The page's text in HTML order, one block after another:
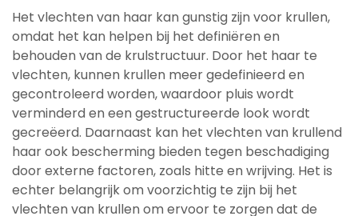
Het vlechten van haar kan gunstig zijn voor krullen,
omdat het kan helpen bij het definiëren en
behouden van de krulstructuur. Door het haar te
vlechten, kunnen krullen meer gedefinieerd en
gecontroleerd worden, waardoor pluis wordt
verminderd en een gestructureerde look wordt
gecreëerd. Daarnaast kan het vlechten van krullend
haar ook bescherming bieden tegen beschadiging
door externe factoren, zoals hitte en wrijving. Het is
echter belangrijk om voorzichtig te zijn bij het
vlechten van krullen om ervoor te zorgen dat de